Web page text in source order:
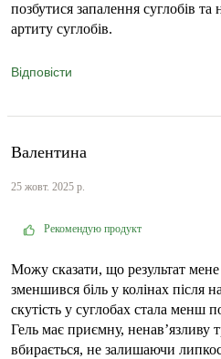
позбутися запалення суглобів
артиту суглобів.
Відповісти
Валентина
25 жовт. 2025 р.
Рекомендую продукт
Можу сказати, що результат
зменшився біль у колінах після
скутість у суглобах стала менш
Гель має приємну, ненав’язливу
вбирається, не залишаючи